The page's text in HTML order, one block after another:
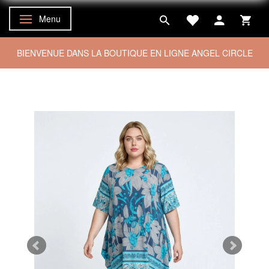
Basculer la navigation
Menu
BIENVENUE DANS LA BOUTIQUE EN LIGNE ANGEL CIRCLE